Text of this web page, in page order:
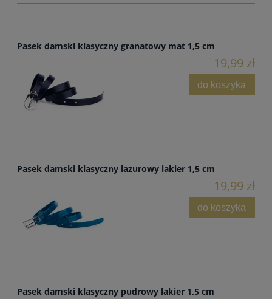
Pasek damski klasyczny granatowy mat 1,5 cm
19,99 zł
do koszyka
Pasek damski klasyczny lazurowy lakier 1,5 cm
19,99 zł
do koszyka
Pasek damski klasyczny pudrowy lakier 1,5 cm